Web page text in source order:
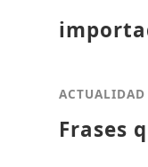
ACTUALIDAD
Frases